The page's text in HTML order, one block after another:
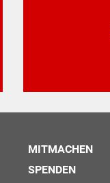
MITMACHEN
SPENDEN